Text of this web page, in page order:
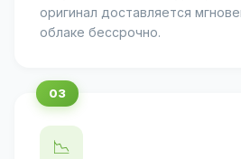
оригинал доставляется
облаке бессрочно.
📉